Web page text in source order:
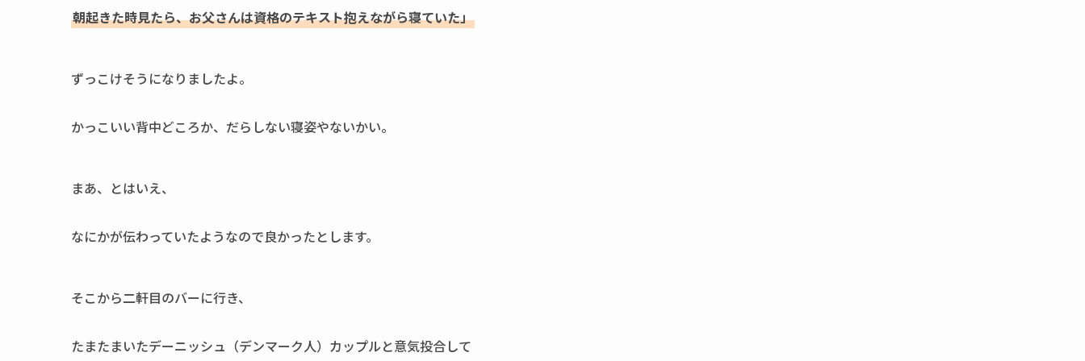
朝起きた時見たら、お父さんは資格のテキスト抱えながら寝ていた」
ずっこけそうになりましたよ。
かっこいい背中どころか、だらしない寝姿やないかい。
まあ、とはいえ、
なにかが伝わっていたようなので良かったとします。
そこから二軒目のバーに行き、
たまたまいたデーニッシュ（デンマーク人）カップルと意気投合して